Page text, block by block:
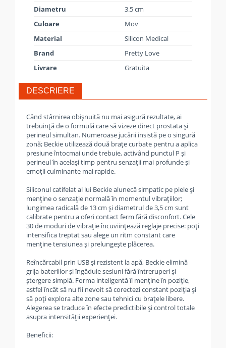
Diametru
3.5 cm
Culoare
Mov
Material
Silicon Medical
Brand
Pretty Love
Livrare
Gratuita
DESCRIERE
Când stârnirea obișnuită nu mai asigură rezultate, ai
trebuință de o formulă care să vizeze direct prostata și
perineul simultan. Numeroase jucării insistă pe o singură
zonă; Beckie utilizează două brațe curbate pentru a aplica
presiune întocmai unde trebuie, activând punctul P și
perineul în același timp pentru senzații mai profunde și
emoții culminante mai rapide.
Siliconul catifelat al lui Beckie alunecă simpatic pe piele și
menține o senzație normală în momentul vibrațiilor;
lungimea radicală de 13 cm și diametrul de 3,5 cm sunt
calibrate pentru a oferi contact ferm fără disconfort. Cele
30 de moduri de vibrație încuviințează reglaje precise: poți
intensifica treptat sau alege un ritm constant care
menține tensiunea și prelungește plăcerea.
Reîncărcabil prin USB și rezistent la apă, Beckie elimină
grija bateriilor și îngăduie sesiuni fără întreruperi și
ștergere simplă. Forma inteligentă îl menține în poziție,
astfel încât să nu fii nevoit să corectezi constant poziția și
să poți explora alte zone sau tehnici cu brațele libere.
Alegerea se traduce în efecte predictibile și control totale
asupra intensității experienței.
Beneficii: